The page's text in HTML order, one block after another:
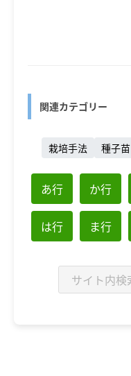
関連カテゴリー
栽培手法 種子苗
あ行 か行
は行 ま行